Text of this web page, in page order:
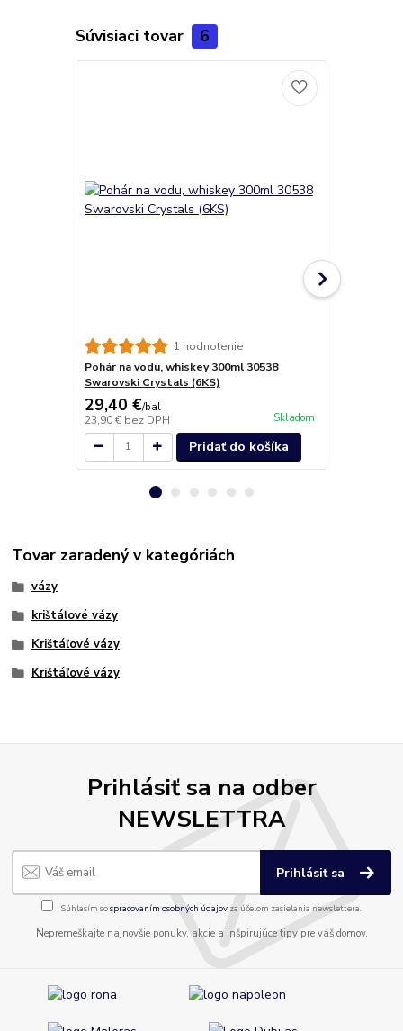
Súvisiaci tovar 6
1 hodnotenie
Pohár na vodu, whiskey 300ml 30538
Swarovski Crystals (6KS)
29,40 €/bal
23,90 € bez DPH Skladom
Pridať do košíka
Tovar zaradený v kategóriách
vázy
krištáľové vázy
Krištáľové vázy
Krištáľové vázy
Prihlásiť sa na odber
NEWSLETTRA
Prihlásiť sa
Súhlasím sospracovaním osobných údajov za účelom zasielania newslettera.
Nepremeškajte najnovšie ponuky, akcie a inšpirujúce tipy pre váš domov.